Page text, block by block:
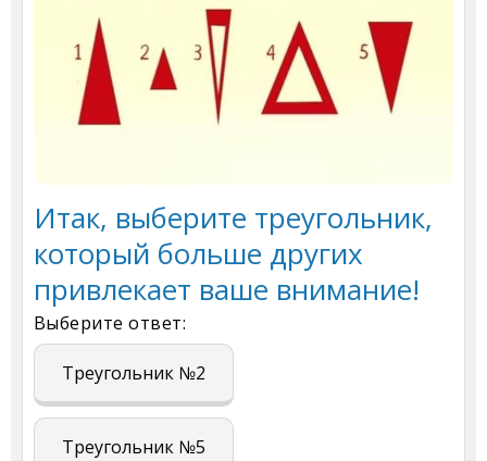
Итак, выберите треугольник,
который больше других
привлекает ваше внимание!
Выберите ответ:
Треугольник №2
Треугольник №5